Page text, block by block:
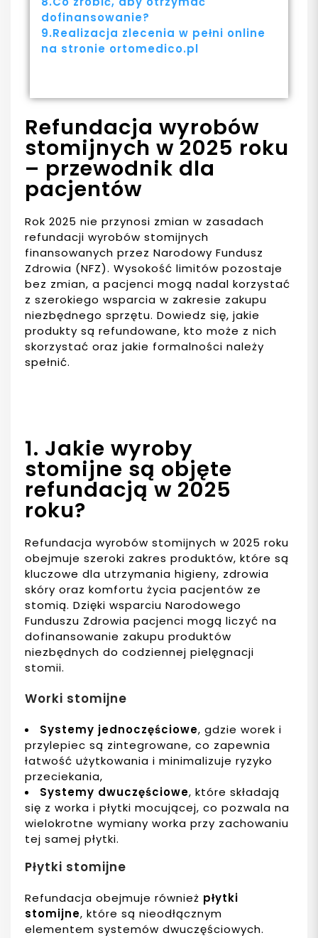
dofinansowanie?
9.Realizacja zlecenia w pełni online
na stronie ortomedico.pl
Refundacja wyrobów
stomijnych w 2025 roku
– przewodnik dla
pacjentów
Rok 2025 nie przynosi zmian w zasadach
refundacji wyrobów stomijnych
finansowanych przez Narodowy Fundusz
Zdrowia (NFZ). Wysokość limitów pozostaje
bez zmian, a pacjenci mogą nadal korzystać
z szerokiego wsparcia w zakresie zakupu
niezbędnego sprzętu. Dowiedz się, jakie
produkty są refundowane, kto może z nich
skorzystać oraz jakie formalności należy
spełnić.
1. Jakie wyroby
stomijne są objęte
refundacją w 2025
roku?
Refundacja wyrobów stomijnych w 2025 roku
obejmuje szeroki zakres produktów, które są
kluczowe dla utrzymania higieny, zdrowia
skóry oraz komfortu życia pacjentów ze
stomią. Dzięki wsparciu Narodowego
Funduszu Zdrowia pacjenci mogą liczyć na
dofinansowanie zakupu produktów
niezbędnych do codziennej pielęgnacji
stomii.
Worki stomijne
Systemy jednoczęściowe, gdzie worek i
przylepiec są zintegrowane, co zapewnia
łatwość użytkowania i minimalizuje ryzyko
przeciekania,
Systemy dwuczęściowe, które składają
się z worka i płytki mocującej, co pozwala na
wielokrotne wymiany worka przy zachowaniu
tej samej płytki.
Płytki stomijne
Refundacja obejmuje również płytki
stomijne, które są nieodłącznym
elementem systemów dwuczęściowych.